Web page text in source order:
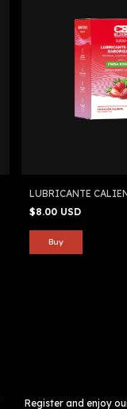
LUBRICANTE
$8.00 USD
Buy
Register and enjoy